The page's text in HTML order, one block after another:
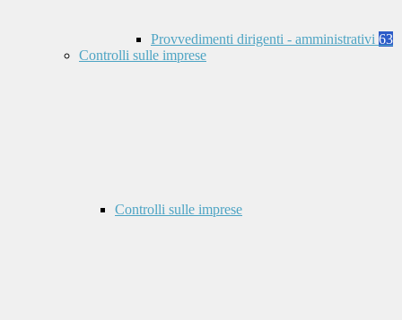
Provvedimenti dirigenti - amministrativi 63
Controlli sulle imprese
Controlli sulle imprese